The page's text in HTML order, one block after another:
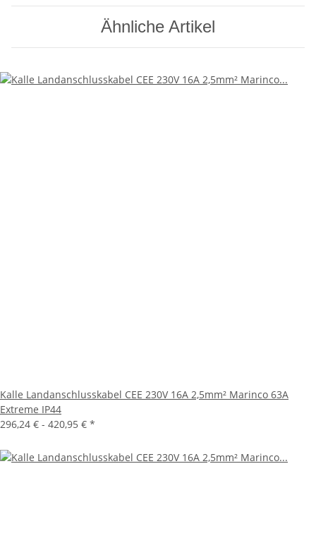
Ähnliche Artikel
Kalle Landanschlusskabel CEE 230V 16A 2,5mm² Marinco 63A
Extreme IP44
296,24 € - 420,95 € *